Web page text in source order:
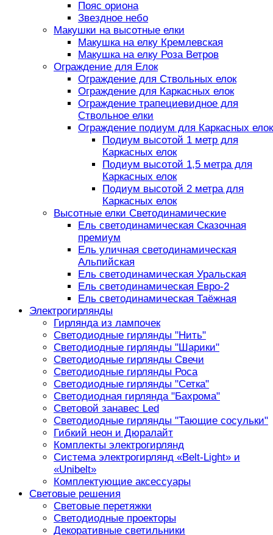
Пояс ориона
Звездное небо
Макушки на высотные елки
Макушка на елку Кремлевская
Макушка на елку Роза Ветров
Ограждение для Елок
Ограждение для Ствольных елок
Ограждение для Каркасных елок
Ограждение трапециевидное для
Ствольное елки
Ограждение подиум для Каркасных елок
Подиум высотой 1 метр для
Каркасных елок
Подиум высотой 1,5 метра для
Каркасных елок
Подиум высотой 2 метра для
Каркасных елок
Высотные елки Светодинамические
Ель светодинамическая Сказочная
премиум
Ель уличная светодинамическая
Альпийская
Ель светодинамическая Уральская
Ель светодинамическая Евро-2
Ель светодинамическая Таёжная
Электрогирлянды
Гирлянда из лампочек
Светодиодные гирлянды "Нить"
Светодиодные гирлянды "Шарики"
Светодиодные гирлянды Свечи
Светодиодные гирлянды Роса
Светодиодные гирлянды "Сетка"
Светодиодная гирлянда "Бахрома"
Световой занавес Led
Светодиодные гирлянды "Тающие сосульки"
Гибкий неон и Дюралайт
Комплекты электрогирлянд
Система электрогирлянд «Belt-Light» и
«Unibelt»
Комплектующие аксессуары
Световые решения
Световые перетяжки
Светодиодные проекторы
Декоративные светильники